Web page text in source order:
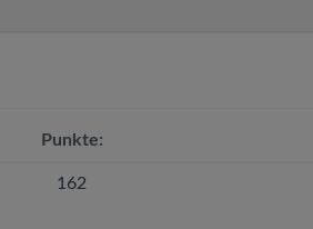
Punkte:
162